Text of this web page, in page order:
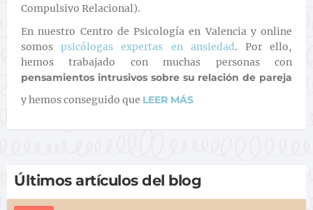
Compulsivo Relacional).
En nuestro Centro de Psicología en Valencia y online
somospsicólogas expertas en ansiedad. Por ello,
hemos trabajado con muchas personas con
pensamientos intrusivos sobre su relación de pareja
y hemos conseguido que LEER MÁS
Últimos artículos del blog